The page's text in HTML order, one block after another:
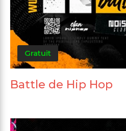
Gratuit
Battle de Hip Hop